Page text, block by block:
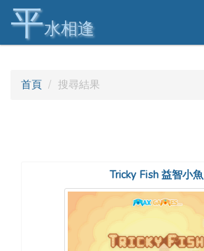
平水相逢
首頁 搜尋結果
Tricky Fish 益智小魚